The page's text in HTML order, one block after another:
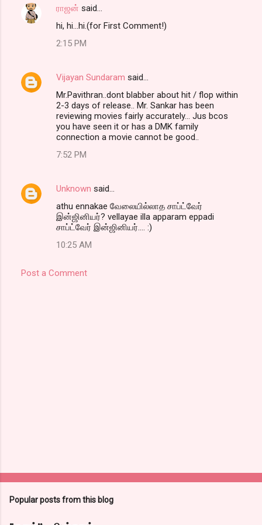
ராஜன் said…
hi, hi...hi.(for First Comment!)
2:15 PM
Vijayan Sundaram said…
Mr.Pavithran..dont blabber about hit / flop within
2-3 days of release.. Mr. Sankar has been
reviewing movies fairly accurately... Jus bcos
you have seen it or has a DMK family
connection a movie cannot be good..
7:52 PM
Unknown said…
athu ennakae வேலையில்லாத சாப்ட்வேர்
இன்ஜினியர்? vellayae illa apparam eppadi
சாப்ட்வேர் இன்ஜினியர்.... :)
10:25 AM
Post a Comment
Popular posts from this blog